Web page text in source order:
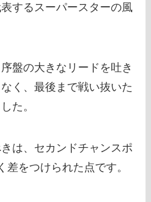
するスーパースターの風
盤の大きなリードを吐き
く、最後まで戦い抜いた
た。
は、セカンドチャンスポ
差をつけられた点です。